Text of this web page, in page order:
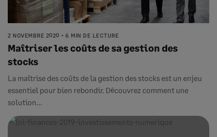
2 NOVEMBRE 2020 6 MIN DE LECTURE
Maîtriser les coûts de sa gestion des
stocks
La maîtrise des coûts de la gestion des stocks est un enjeu
essentiel pour bien rebondir. Découvrez comment une
solution...